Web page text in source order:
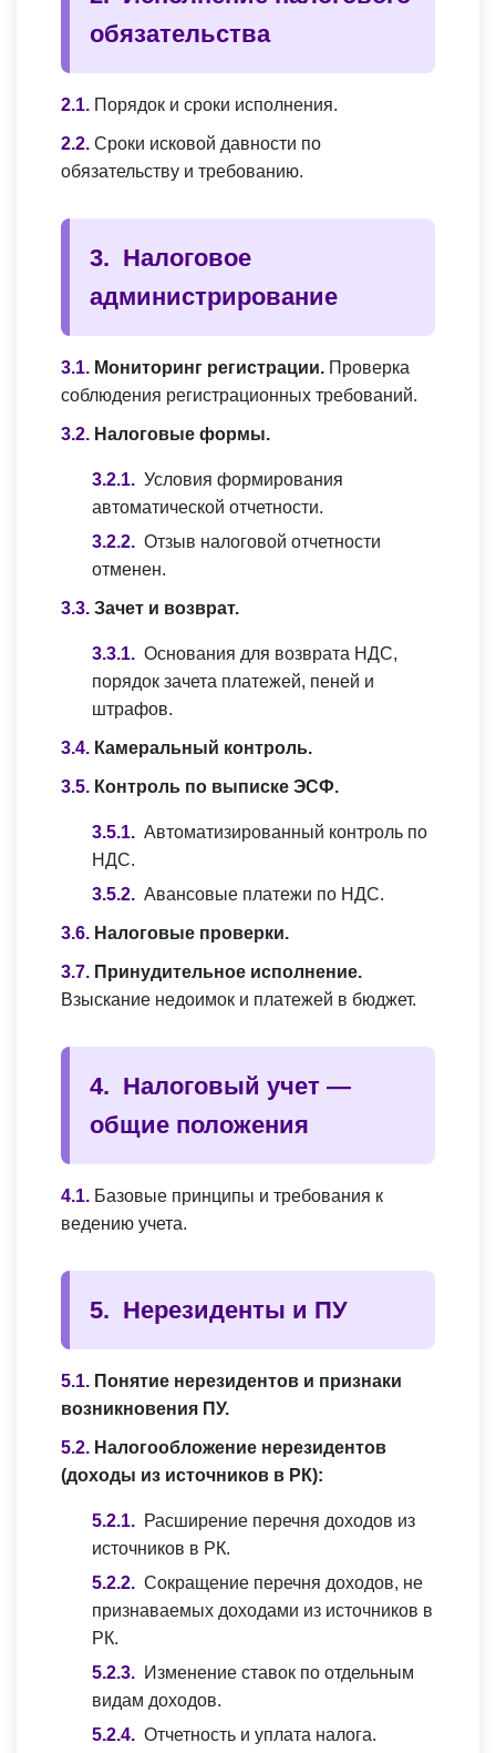
обязательства
Порядок и сроки исполнения.
Сроки исковой давности по
обязательству и требованию.
Налоговое
администрирование
Мониторинг регистрации. Проверка
соблюдения регистрационных требований.
Налоговые формы.
Условия формирования
автоматической отчетности.
Отзыв налоговой отчетности
отменен.
Зачет и возврат.
Основания для возврата НДС,
порядок зачета платежей, пеней и
штрафов.
Камеральный контроль.
Контроль по выписке ЭСФ.
Автоматизированный контроль по
НДС.
Авансовые платежи по НДС.
Налоговые проверки.
Принудительное исполнение.
Взыскание недоимок и платежей в бюджет.
Налоговый учет —
общие положения
Базовые принципы и требования к
ведению учета.
Нерезиденты и ПУ
Понятие нерезидентов и признаки
возникновения ПУ.
Налогообложение нерезидентов
(доходы из источников в РК):
Расширение перечня доходов из
источников в РК.
Сокращение перечня доходов, не
признаваемых доходами из источников в
РК.
Изменение ставок по отдельным
видам доходов.
Отчетность и уплата налога.